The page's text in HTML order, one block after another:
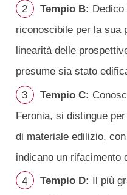
Tempio B:
riconoscibile per la sua
linearità delle
presume sia stato
Tempio C:
Feronia, si distingue
di materiale edilizio,
indicano un rifacimento
Tempio D: Il più